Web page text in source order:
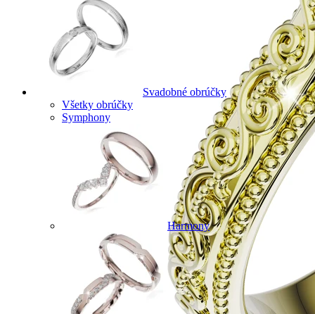
Svadobné obrúčky
Všetky obrúčky
Symphony
Harmony